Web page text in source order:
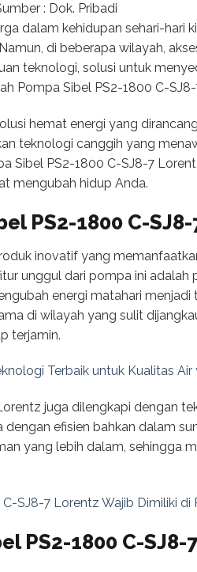
: Dok. Pribadi
dalam kehidupan sehari-hari
di beberapa wilayah,
teknologi, solusi untuk
Pompa Sibel PS2-1800 C-
hemat energi yang
teknologi canggih yang
Sibel PS2-1800 C-SJ8-7
mengubah hidup Anda.
PS2-1800 C-
inovatif yang
unggul dari pompa ini adalah
energi matahari menjadi
di wilayah yang sulit
terjamin.
Terbaik untuk Kualitas
juga dilengkapi dengan
efisien bahkan dalam
yang lebih dalam, sehingga
SJ8-7 Lorentz Wajib Dimiliki di
PS2-1800 C-